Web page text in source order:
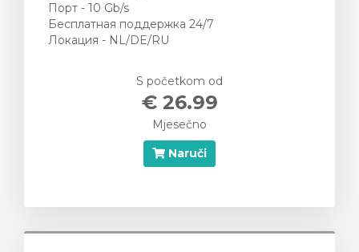
Порт - 10 Gb/s
Бесплатная поддержка 24/7
Локация - NL/DE/RU
S početkom od
€ 26.99
Mjesečno
Naruči